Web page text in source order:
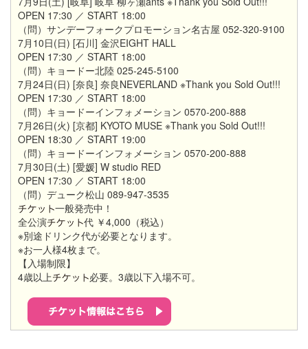
OPEN 17:30 ／ START 18:00
（問）サンデーフォークプロモーション名古屋 052-320-9100
7月10日(日) [石川] 金沢EIGHT HALL
OPEN 17:30 ／ START 18:00
（問）キョードー北陸 025-245-5100
7月24日(日) [奈良] 奈良NEVERLAND ※Thank you Sold Out!!!
OPEN 17:30 ／ START 18:00
（問）キョードーインフォメーション 0570-200-888
7月26日(火) [京都] KYOTO MUSE ※Thank you Sold Out!!!
OPEN 18:30 ／ START 19:00
（問）キョードーインフォメーション 0570-200-888
7月30日(土) [愛媛] W studio RED
OPEN 17:30 ／ START 18:00
（問）デューク松山 089-947-3535
一般発売中！
全公演
代 ￥4,000（税込）
※別途ドリンク代が必要となります。
※お一人様4枚まで。
【入場制限】
4歳以上
必要。3歳以下入場不可。